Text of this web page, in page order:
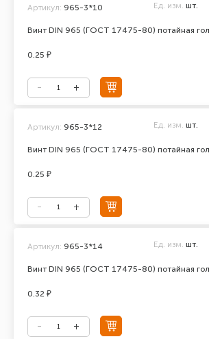
Винт DIN 965 (ГОСТ 17475-80) потайная
Артикул: 965-3*10 Ед. изм. шт.
0.25 ₽
Винт DIN 965 (ГОСТ 17475-80) потайная
Артикул: 965-3*12 Ед. изм. шт.
0.25 ₽
Винт DIN 965 (ГОСТ 17475-80) потайная
Артикул: 965-3*14 Ед. изм. шт.
0.32 ₽